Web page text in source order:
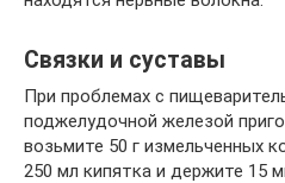
Связки и суставы
При проблемах с
поджелудочной железой
возьмите 50 г измельченных
250 мл кипятка и держите 15